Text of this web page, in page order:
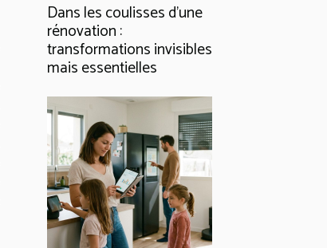
Dans les coulisses d'une
rénovation :
transformations invisibles
mais essentielles